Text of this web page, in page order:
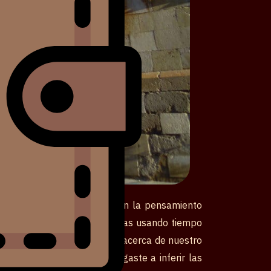
contenta con la pensamiento
en caso de que cuentas usando tiempo
El de su metodología acerca de nuestro
acerca de cómo llegaste a inferir las